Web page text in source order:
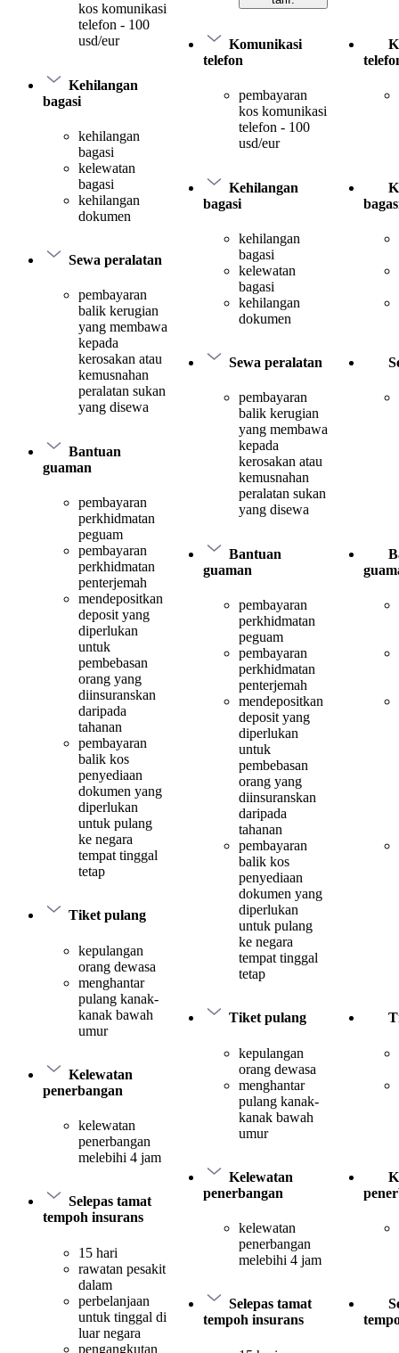
kos komunikasi
telefon - 100
usd/eur
Kehilangan
bagasi
kehilangan
bagasi
kelewatan
bagasi
kehilangan
dokumen
Sewa peralatan
pembayaran
balik kerugian
yang membawa
kepada
kerosakan atau
kemusnahan
peralatan sukan
yang disewa
Bantuan
guaman
pembayaran
perkhidmatan
peguam
pembayaran
perkhidmatan
penterjemah
mendepositkan
deposit yang
diperlukan
untuk
pembebasan
orang yang
diinsuranskan
daripada
tahanan
pembayaran
balik kos
penyediaan
dokumen yang
diperlukan
untuk pulang
ke negara
tempat tinggal
tetap
Tiket pulang
kepulangan
orang dewasa
menghantar
pulang kanak-
kanak bawah
umur
Kelewatan
penerbangan
kelewatan
penerbangan
melebihi 4 jam
Selepas tamat
tempoh insurans
15 hari
rawatan pesakit
dalam
perbelanjaan
untuk tinggal di
luar negara
pengangkutan
Komunikasi
telefon
pembayaran
kos komunikasi
telefon - 100
usd/eur
Kehilangan
bagasi
kehilangan
bagasi
kelewatan
bagasi
kehilangan
dokumen
Sewa peralatan
pembayaran
balik kerugian
yang membawa
kepada
kerosakan atau
kemusnahan
peralatan sukan
yang disewa
Bantuan
guaman
pembayaran
perkhidmatan
peguam
pembayaran
perkhidmatan
penterjemah
mendepositkan
deposit yang
diperlukan
untuk
pembebasan
orang yang
diinsuranskan
daripada
tahanan
pembayaran
balik kos
penyediaan
dokumen yang
diperlukan
untuk pulang
ke negara
tempat tinggal
tetap
Tiket pulang
kepulangan
orang dewasa
menghantar
pulang kanak-
kanak bawah
umur
Kelewatan
penerbangan
kelewatan
penerbangan
melebihi 4 jam
Selepas tamat
tempoh insurans